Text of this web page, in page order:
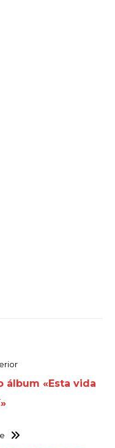
álbum «Esta vida